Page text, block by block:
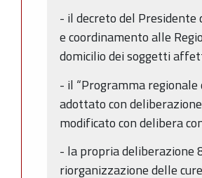
- il decreto del
e coordinamento alle
domicilio dei soggetti
- il “Programma
adottato con
modificato con delibera
- la propria deliberazione
riorganizzazione delle